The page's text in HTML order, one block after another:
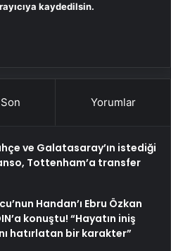
kaydedilsin.
Son Yorumlar
ve Galatasaray’ın istediği
Tottenham’a transfer
Handan’ı Ebru Özkan
konuştu! “Hayatın iniş
hatırlatan bir karakter”